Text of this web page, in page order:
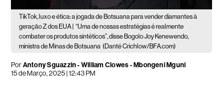
TikTok, luxo e ética: a jogada de Botsuana para vender diamantes à
geração Z dos EUA |
“Uma de nossas estratégias é realmente
combater os produtos sintéticos”, disse Bogolo Joy Kenewendo,
ministra de Minas de Botsuana (Danté Crichlow/BFA.com)
PorAntony Sguazzin - William Clowes - Mbongeni Mguni
15 de Março, 2025 | 12:43 PM